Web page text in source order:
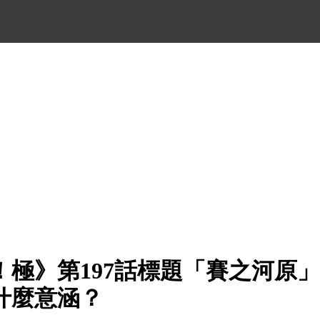
極》第197話標題「賽之河原
麼意涵？